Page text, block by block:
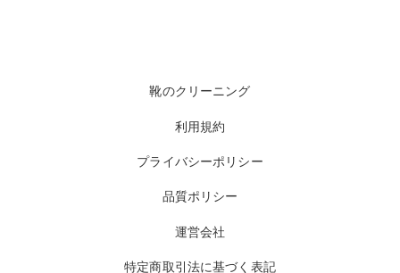
靴のクリーニング
利用規約
プライバシーポリシー
品質ポリシー
運営会社
特定商取引法に基づく表記